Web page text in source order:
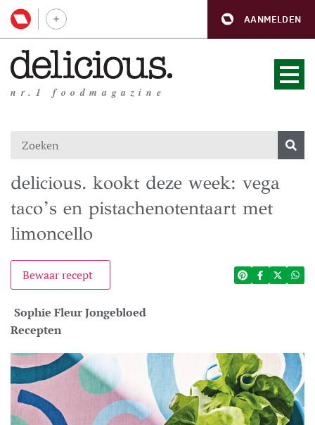
AANMELDEN
nr.1 foodmagazine
delicious. kookt deze week: vega
taco’s en pistachenotentaart met
limoncello
Bewaar recept
Sophie Fleur Jongebloed
Recepten